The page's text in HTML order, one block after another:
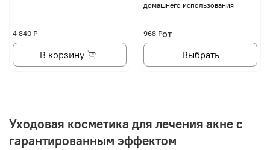
4 840 ₽
В корзину
домашнего использования
от
968 ₽
Выбрать
Уходовая косметика для лечения акне с
гарантированным эффектом